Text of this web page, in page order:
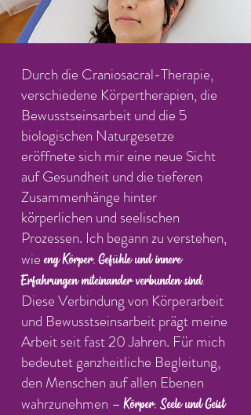
Durch die Craniosacral-Therapie,
verschiedene Körpertherapien, die
Bewusstseinsarbeit und die 5
biologischen Naturgesetze
eröffnete sich mir eine neue Sicht
auf Gesundheit und die tieferen
Zusammenhänge hinter
körperlichen und seelischen
Prozessen. Ich begann zu verstehen,
wieeng Körper, Gefühle und innere
Erfahrungen miteinander verbunden sind.
Diese Verbindung von Körperarbeit
und Bewusstseinsarbeit prägt meine
Arbeit seit fast 20 Jahren. Für mich
bedeutet ganzheitliche Begleitung,
den Menschen auf allen Ebenen
wahrzunehmen –Körper, Seele und Geist